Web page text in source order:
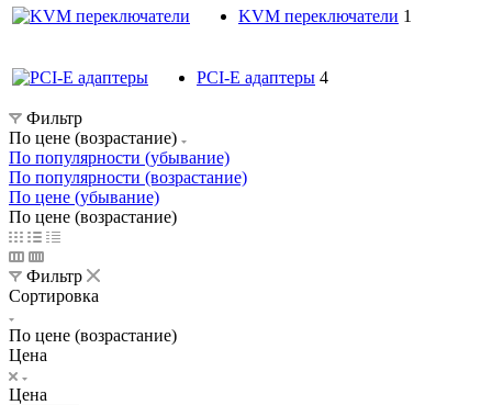
KVM переключатели 1
PCI-E адаптеры 4
Фильтр
По цене (возрастание)
По популярности (убывание)
По популярности (возрастание)
По цене (убывание)
По цене (возрастание)
Фильтр
Сортировка
По цене (возрастание)
Цена
Цена